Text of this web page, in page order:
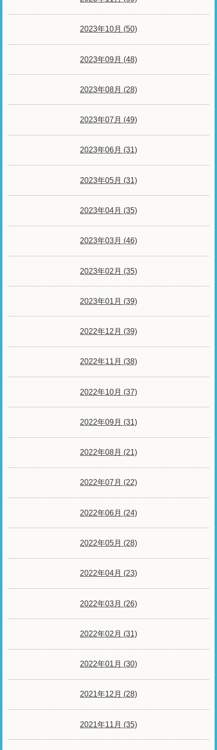
2023年10月 (50)
2023年09月 (48)
2023年08月 (28)
2023年07月 (49)
2023年06月 (31)
2023年05月 (31)
2023年04月 (35)
2023年03月 (46)
2023年02月 (35)
2023年01月 (39)
2022年12月 (39)
2022年11月 (38)
2022年10月 (37)
2022年09月 (31)
2022年08月 (21)
2022年07月 (22)
2022年06月 (24)
2022年05月 (28)
2022年04月 (23)
2022年03月 (26)
2022年02月 (31)
2022年01月 (30)
2021年12月 (28)
2021年11月 (35)